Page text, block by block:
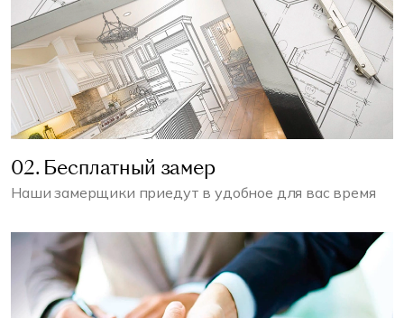
02. Бесплатный замер
Наши замерщики приедут в удобное для вас время